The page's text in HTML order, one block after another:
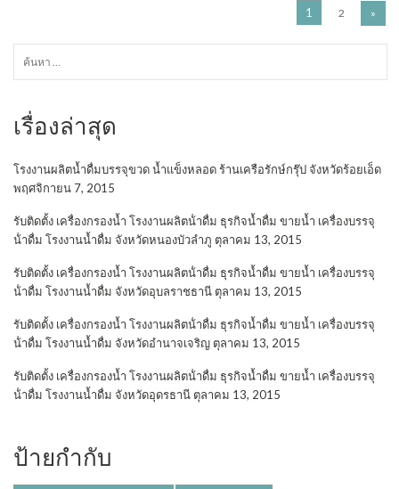
1 2 »
เรื่องล่าสุด
โรงงานผลิตน้ำดื่มบรรจุขวด น้ำแข็งหลอด ร้านเครือรักษ์กรุ๊ป จังหวัดร้อยเอ็ด
พฤศจิกายน 7, 2015
รับติดตั้ง เครื่องกรองน้ำ โรงงานผลิตน้ําดื่ม ธุรกิจน้ำดื่ม ขายน้ำ เครื่องบรรจุ
น้ําดื่ม โรงงานน้ำดื่ม จังหวัดหนองบัวลำภู ตุลาคม 13, 2015
รับติดตั้ง เครื่องกรองน้ำ โรงงานผลิตน้ําดื่ม ธุรกิจน้ำดื่ม ขายน้ำ เครื่องบรรจุ
น้ําดื่ม โรงงานน้ำดื่ม จังหวัดอุบลราชธานี ตุลาคม 13, 2015
รับติดตั้ง เครื่องกรองน้ำ โรงงานผลิตน้ําดื่ม ธุรกิจน้ำดื่ม ขายน้ำ เครื่องบรรจุ
น้ําดื่ม โรงงานน้ำดื่ม จังหวัดอำนาจเจริญ ตุลาคม 13, 2015
รับติดตั้ง เครื่องกรองน้ำ โรงงานผลิตน้ําดื่ม ธุรกิจน้ำดื่ม ขายน้ำ เครื่องบรรจุ
น้ําดื่ม โรงงานน้ำดื่ม จังหวัดอุดรธานี ตุลาคม 13, 2015
ป้ายกำกับ